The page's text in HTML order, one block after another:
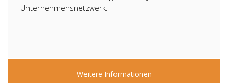
Unternehmensnetzwerk.
Weitere Informationen